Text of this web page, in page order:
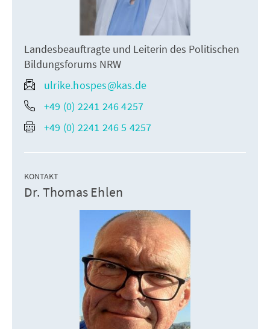
Landesbeauftragte und Leiterin des Politischen
Bildungsforums NRW
ulrike.hospes@kas.de
+49 (0) 2241 246 4257
+49 (0) 2241 246 5 4257
KONTAKT
Dr. Thomas Ehlen